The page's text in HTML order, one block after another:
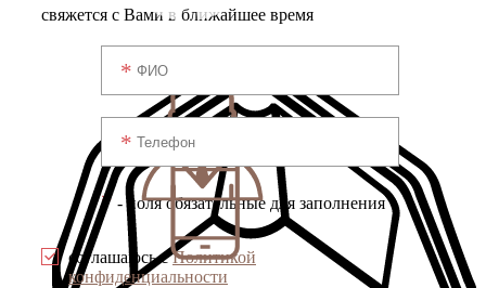
свяжется с Вами в ближайшее время
* - поля обязательные для заполнения
соглашаюсь сПолитикой
конфиденциальности